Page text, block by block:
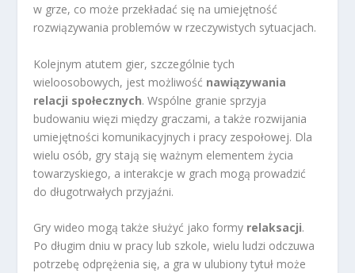
w grze, co może przekładać się na umiejętność
rozwiązywania problemów w rzeczywistych sytuacjach.
Kolejnym atutem gier, szczególnie tych
wieloosobowych, jest możliwość nawiązywania
relacji społecznych. Wspólne granie sprzyja
budowaniu więzi między graczami, a także rozwijania
umiejętności komunikacyjnych i pracy zespołowej. Dla
wielu osób, gry stają się ważnym elementem życia
towarzyskiego, a interakcje w grach mogą prowadzić
do długotrwałych przyjaźni.
Gry wideo mogą także służyć jako formy relaksacji.
Po długim dniu w pracy lub szkole, wielu ludzi odczuwa
potrzebę odprężenia się, a gra w ulubiony tytuł może